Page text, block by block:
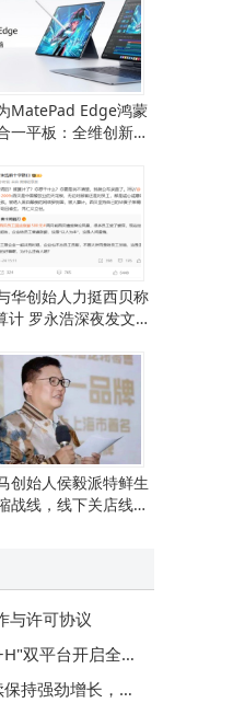
MatePad Edge鸿蒙
一平板：全维创新，
华创始人力挺西贝称
计 罗永浩深夜发文犀
创始人侯毅派特鲜生
战线，线下关店线上
与许可协议
开启全球化新征程
长29.2% ，达186亿迪拉姆